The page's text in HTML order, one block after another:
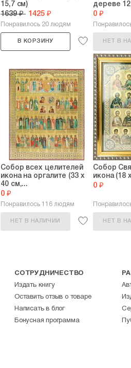
15,7 см)
1639 ₽ 1425 ₽
Понравилось 20 людям
В КОРЗИНУ
дереве
0 ₽
НЕТ В
Собор всех целителей
икона на оргалите (33 х
40 см,...
0 ₽
Понравилось 116 людям
НЕТ В НАЛИЧИИ
Собор
икона (18
0 ₽
НЕТ В
СОТРУДНИЧЕСТВО
Издать книгу
Оставить отзыв о товаре
Написать в блог
Бонусная программа